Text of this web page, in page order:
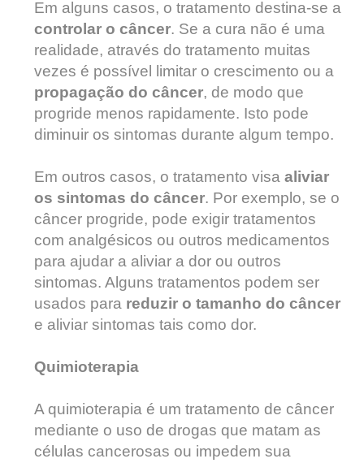
Em alguns casos, o tratamento destina-se a
controlar o câncer. Se a cura não é uma
realidade, através do tratamento muitas
vezes é possível limitar o crescimento ou a
propagação do câncer, de modo que
progride menos rapidamente. Isto pode
diminuir os sintomas durante algum tempo.
Em outros casos, o tratamento visa aliviar
os sintomas do câncer. Por exemplo, se o
câncer progride, pode exigir tratamentos
com analgésicos ou outros medicamentos
para ajudar a aliviar a dor ou outros
sintomas. Alguns tratamentos podem ser
usados para reduzir o tamanho do câncer
e aliviar sintomas tais como dor.
Quimioterapia
A quimioterapia é um tratamento de câncer
mediante o uso de drogas que matam as
células cancerosas ou impedem sua